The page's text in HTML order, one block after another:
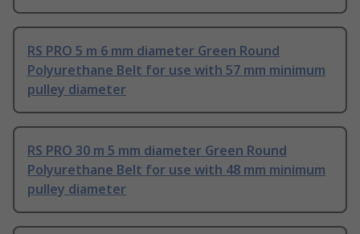
RS PRO 5 m 6 mm diameter Green Round
Polyurethane Belt for use with 57 mm minimum
pulley diameter
RS PRO 30 m 5 mm diameter Green Round
Polyurethane Belt for use with 48 mm minimum
pulley diameter